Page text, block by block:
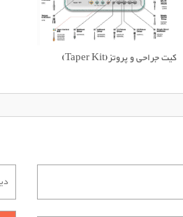
کیت جراحی و پروتز(Taper Kit)